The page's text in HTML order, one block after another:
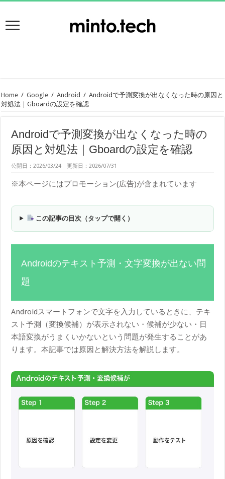
Home / Google / Android / Androidで予測変換が出なくなった時の原因と
対処法｜Gboardの設定を確認
Androidで予測変換が出なくなった時の
原因と対処法｜Gboardの設定を確認
公開日：2026/03/24 更新日：2026/07/31
※本ページにはプロモーション(広告)が含まれています
この記事の目次（タップで開く）
Androidのテキスト予測・文字変換が出ない問
題
Androidスマートフォンで文字を入力しているときに、テキ
スト予測（変換候補）が表示されない・候補が少ない・日
本語変換がうまくいかないという問題が発生することがあ
ります。本記事では原因と解決方法を解説します。